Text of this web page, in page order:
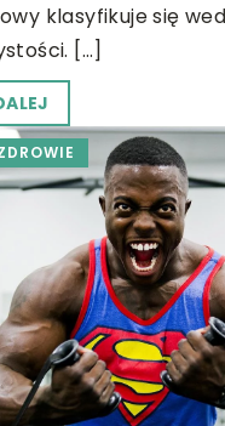
klasyfikuje się
[…]